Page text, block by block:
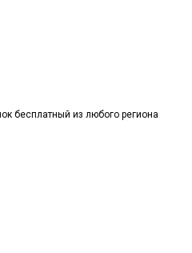
бесплатный из любого региона